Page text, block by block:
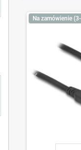
Na zamówienie